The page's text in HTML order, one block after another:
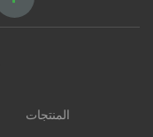
المنتجات